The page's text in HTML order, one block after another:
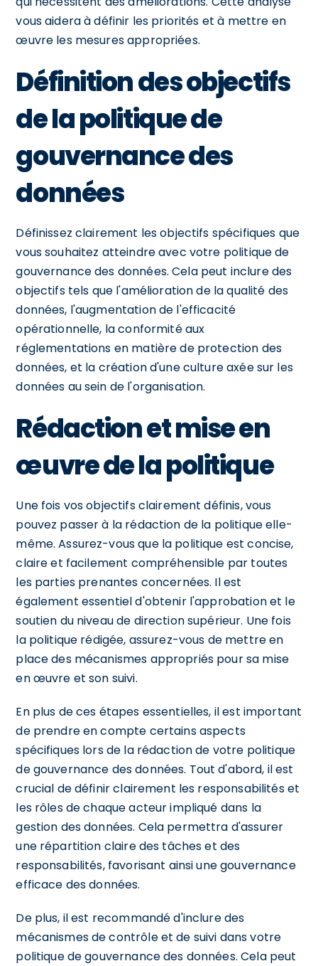
vous aidera à définir les priorités et à mettre en
œuvre les mesures appropriées.
Définition des objectifs
de la politique de
gouvernance des
données
Définissez clairement les objectifs spécifiques que
vous souhaitez atteindre avec votre politique de
gouvernance des données. Cela peut inclure des
objectifs tels que l'amélioration de la qualité des
données, l'augmentation de l'efficacité
opérationnelle, la conformité aux
réglementations en matière de protection des
données, et la création d'une culture axée sur les
données au sein de l'organisation.
Rédaction et mise en
œuvre de la politique
Une fois vos objectifs clairement définis, vous
pouvez passer à la rédaction de la politique elle-
même. Assurez-vous que la politique est concise,
claire et facilement compréhensible par toutes
les parties prenantes concernées. Il est
également essentiel d'obtenir l'approbation et le
soutien du niveau de direction supérieur. Une fois
la politique rédigée, assurez-vous de mettre en
place des mécanismes appropriés pour sa mise
en œuvre et son suivi.
En plus de ces étapes essentielles, il est important
de prendre en compte certains aspects
spécifiques lors de la rédaction de votre politique
de gouvernance des données. Tout d'abord, il est
crucial de définir clairement les responsabilités et
les rôles de chaque acteur impliqué dans la
gestion des données. Cela permettra d'assurer
une répartition claire des tâches et des
responsabilités, favorisant ainsi une gouvernance
efficace des données.
De plus, il est recommandé d'inclure des
mécanismes de contrôle et de suivi dans votre
politique de gouvernance des données. Cela peut